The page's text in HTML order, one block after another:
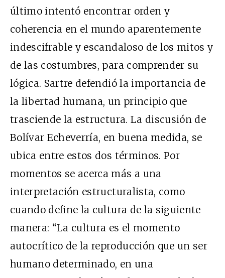
último intentó encontrar orden y
coherencia en el mundo aparentemente
indescifrable y escandaloso de los mitos y
de las costumbres, para comprender su
lógica. Sartre defendió la importancia de
la libertad humana, un principio que
trasciende la estructura. La discusión de
Bolívar Echeverría, en buena medida, se
ubica entre estos dos términos. Por
momentos se acerca más a una
interpretación estructuralista, como
cuando define la cultura de la siguiente
manera: “La cultura es el momento
autocrítico de la reproducción que un ser
humano determinado, en una